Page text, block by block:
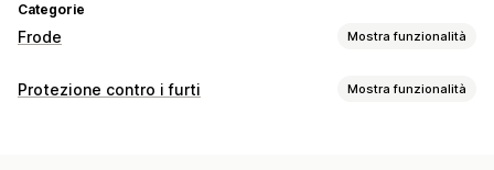
Categorie
Frode Mostra funzionalità
Tipi di frode
Protezione contro i furti Mostra funzionalità